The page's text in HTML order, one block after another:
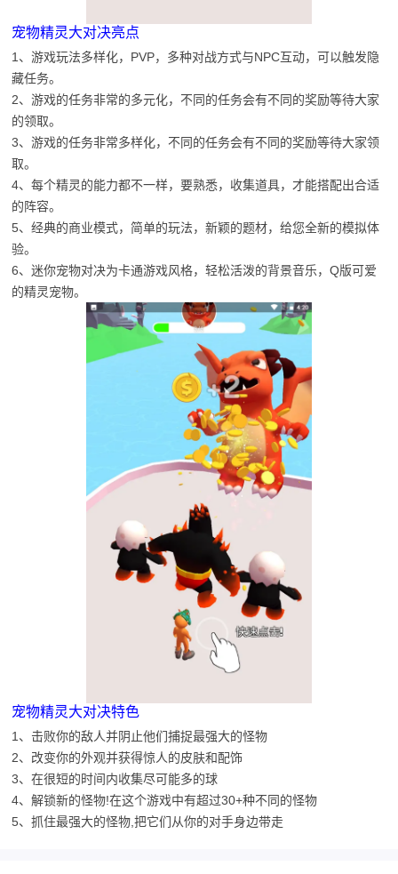
宠物精灵大对决亮点
1、游戏玩法多样化，PVP，多种对战方式与NPC互动，可以触发隐
藏任务。
2、游戏的任务非常的多元化，不同的任务会有不同的奖励等待大家
的领取。
3、游戏的任务非常多样化，不同的任务会有不同的奖励等待大家领
取。
4、每个精灵的能力都不一样，要熟悉，收集道具，才能搭配出合适
的阵容。
5、经典的商业模式，简单的玩法，新颖的题材，给您全新的模拟体
验。
6、迷你宠物对决为卡通游戏风格，轻松活泼的背景音乐，Q版可爱
的精灵宠物。
宠物精灵大对决特色
1、击败你的敌人并阴止他们捕捉最强大的怪物
2、改变你的外观并获得惊人的皮肤和配饰
3、在很短的时间内收集尽可能多的球
4、解锁新的怪物!在这个游戏中有超过30+种不同的怪物
5、抓住最强大的怪物,把它们从你的对手身边带走